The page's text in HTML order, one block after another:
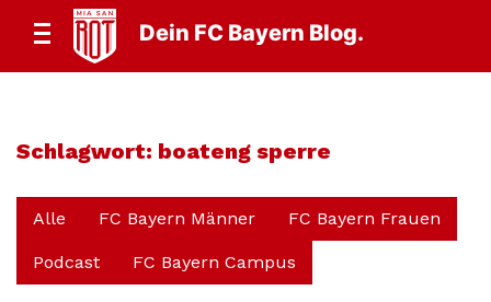
Dein FC Bayern Blog.
Schlagwort: boateng sperre
Alle FC Bayern Männer FC Bayern Frauen
Podcast FC Bayern Campus